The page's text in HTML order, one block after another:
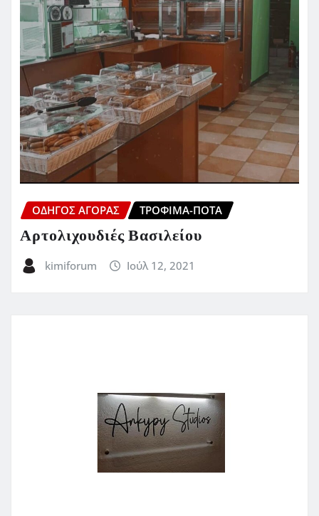
ΟΔΗΓΌΣ ΑΓΟΡΆΣ ΤΡΌΦΙΜΑ-ΠΟΤΆ
Αρτολιχουδιές Βασιλείου
kimiforum Ιούλ 12, 2021